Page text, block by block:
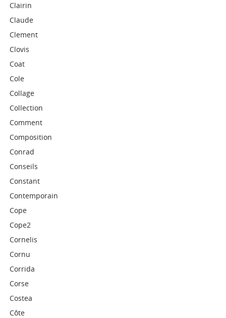
Clairin
Claude
Clement
Clovis
Coat
Cole
Collage
Collection
Comment
Composition
Conrad
Conseils
Constant
Contemporain
Cope
Cope2
Cornelis
Cornu
Corrida
Corse
Costea
Côte